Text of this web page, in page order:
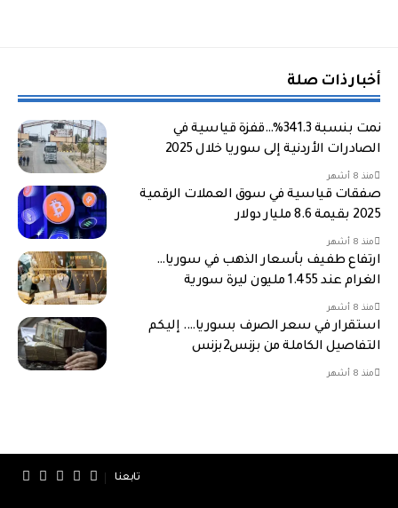
أخبار ذات صلة
نمت بنسبة 341.3%…قفزة قياسية في
الصادرات الأردنية إلى سوريا خلال 2025
منذ 8 أشهر
صفقات قياسية في سوق العملات الرقمية
2025 بقيمة 8.6 مليار دولار
منذ 8 أشهر
ارتفاع طفيف بأسعار الذهب في سوريا…
الغرام عند 1.455 مليون ليرة سورية
منذ 8 أشهر
استقرار في سعر الصرف بسوريا…. إليكم
التفاصيل الكاملة من بزنس2بزنس
منذ 8 أشهر
تابعنا